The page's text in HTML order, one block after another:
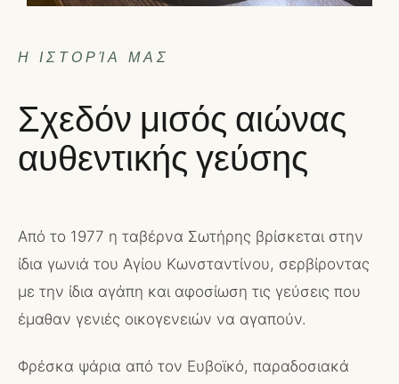
Η ΙΣΤΟΡΊΑ ΜΑΣ
Σχεδόν μισός αιώνας
αυθεντικής γεύσης
Από το 1977 η ταβέρνα Σωτήρης βρίσκεται στην
ίδια γωνιά του Αγίου Κωνσταντίνου, σερβίροντας
με την ίδια αγάπη και αφοσίωση τις γεύσεις που
έμαθαν γενιές οικογενειών να αγαπούν.
Φρέσκα ψάρια από τον Ευβοϊκό, παραδοσιακά